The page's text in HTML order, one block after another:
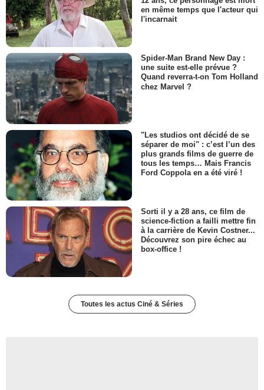
en même temps que l'acteur qui
l'incarnait
Spider-Man Brand New Day :
une suite est-elle prévue ?
Quand reverra-t-on Tom Holland
chez Marvel ?
"Les studios ont décidé de se
séparer de moi" : c’est l’un des
plus grands films de guerre de
tous les temps… Mais Francis
Ford Coppola en a été viré !
Sorti il y a 28 ans, ce film de
science-fiction a failli mettre fin
à la carrière de Kevin Costner...
Découvrez son pire échec au
box-office !
Toutes les actus Ciné & Séries